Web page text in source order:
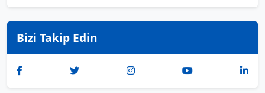
Bizi Takip Edin